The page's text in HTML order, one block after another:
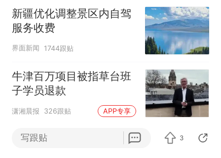
新疆优化调整景区内自驾
服务收费
界面新闻 1744跟贴
牛津百万项目被指草台班
子学员退款
潇湘晨报 326跟贴 APP专享
电车露营成年轻人旅游新选择 会“冲击”传
写跟贴 3